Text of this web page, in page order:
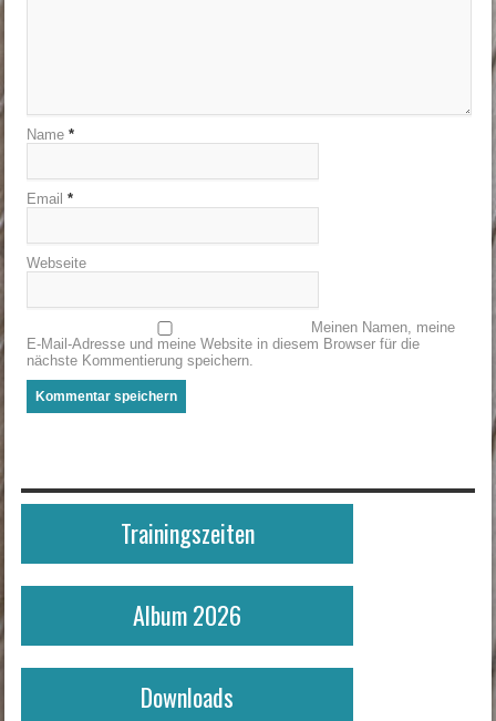
Name *
Email *
Webseite
Meinen Namen, meine
E-Mail-Adresse und meine Website in diesem Browser für die
nächste Kommentierung speichern.
Trainingszeiten
Album 2026
Downloads